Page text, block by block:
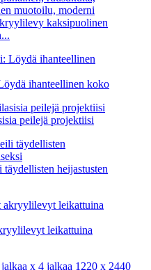
kaksipuolinen
ihanteellinen koko
peilejä projektiisi
heijastusten
leikattuina